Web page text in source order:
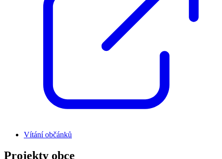
Vítání občánků
Projekty obce